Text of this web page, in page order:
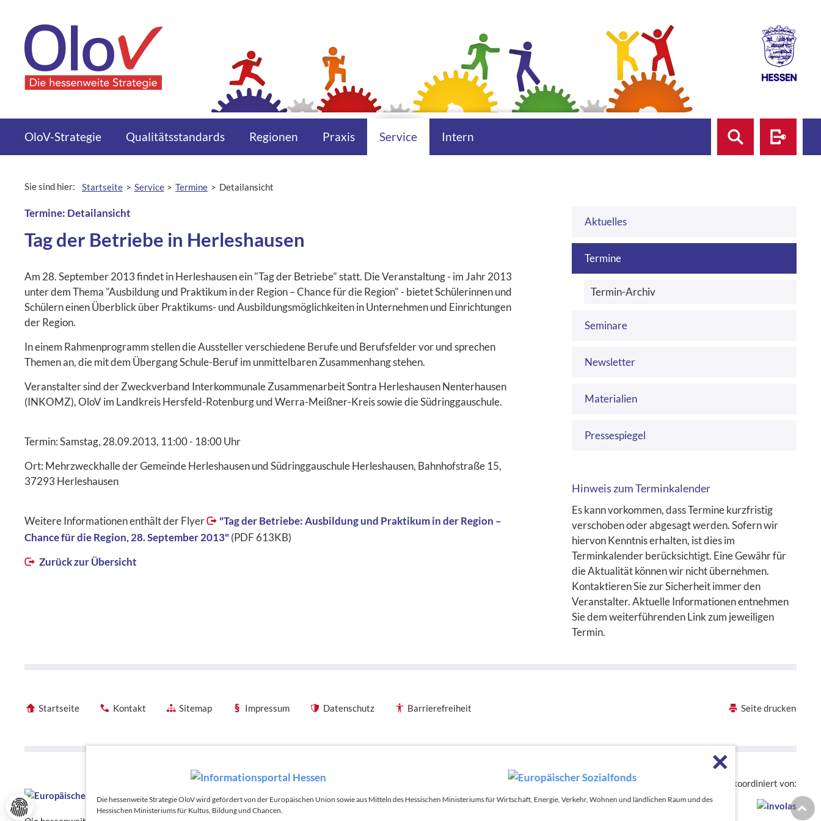
Die hessenweite Strategie OloV wird gefördert von der Europäischen Union sowie aus Mitteln des Hessischen Ministeriums für Wirtschaft, Energie, Verkehr, Wohnen und ländlichen Raum und des
Hessischen Ministeriums für Kultus, Bildung und Chancen.
Login
Suche
OloV-Strategie Qualitätsstandards Regionen Praxis Service Intern
Sie sind hier: Startseite Service Termine aktuelle Seite:
Detailansicht
Termine: Detailansicht
Tag der Betriebe in Herleshausen
Am 28. September 2013 findet in Herleshausen ein "Tag der Betriebe" statt. Die Veranstaltung - im Jahr 2013
unter dem Thema "Ausbildung und Praktikum in der Region – Chance für die Region" - bietet Schülerinnen und
Schülern einen Überblick über Praktikums- und Ausbildungsmöglichkeiten in Unternehmen und Einrichtungen
der Region.
In einem Rahmenprogramm stellen die Aussteller verschiedene Berufe und Berufsfelder vor und sprechen
Themen an, die mit dem Übergang Schule-Beruf im unmittelbaren Zusammenhang stehen.
Veranstalter sind der Zweckverband Interkommunale Zusammenarbeit Sontra Herleshausen Nenterhausen
(INKOMZ), OloV im Landkreis Hersfeld-Rotenburg und Werra-Meißner-Kreis sowie die Südringgauschule.
Termin: Samstag, 28.09.2013, 11:00 - 18:00 Uhr
Ort: Mehrzweckhalle der Gemeinde Herleshausen und Südringgauschule Herleshausen, Bahnhofstraße 15,
37293 Herleshausen
Weitere Informationen enthält der Flyer
"Tag der Betriebe: Ausbildung und Praktikum in der Region –
Chance für die Region, 28. September 2013" (PDF 613KB)
Zurück zur Übersicht
Aktuelles
Termine
Termin-Archiv
Seminare
Newsletter
Materialien
Pressespiegel
Hinweis zum Terminkalender
Es kann vorkommen, dass Termine kurzfristig
verschoben oder abgesagt werden. Sofern wir
hiervon Kenntnis erhalten, ist dies im
Terminkalender berücksichtigt. Eine Gewähr für
die Aktualität können wir nicht übernehmen.
Kontaktieren Sie zur Sicherheit immer den
Veranstalter. Aktuelle Informationen entnehmen
Sie dem weiterführenden Link zum jeweiligen
Termin.
Startseite Kontakt Sitemap Impressum Datenschutz Barrierefreiheit Seite drucken
Die hessenweite Strategie OloV wird koordiniert von: